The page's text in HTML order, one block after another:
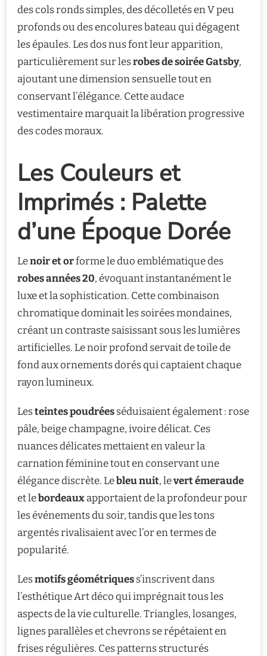
des cols ronds simples, des décolletés en V peu
profonds ou des encolures bateau qui dégagent
les épaules. Les dos nus font leur apparition,
particulièrement sur lesrobes de soirée Gatsby,
ajoutant une dimension sensuelle tout en
conservant l’élégance. Cette audace
vestimentaire marquait la libération progressive
des codes moraux.
Les Couleurs et
Imprimés : Palette
d’une Époque Dorée
Lenoir et orforme le duo emblématique des
robes années 20, évoquant instantanément le
luxe et la sophistication. Cette combinaison
chromatique dominait les soirées mondaines,
créant un contraste saisissant sous les lumières
artificielles. Le noir profond servait de toile de
fond aux ornements dorés qui captaient chaque
rayon lumineux.
Lesteintes poudréesséduisaient également : rose
pâle, beige champagne, ivoire délicat. Ces
nuances délicates mettaient en valeur la
carnation féminine tout en conservant une
élégance discrète. Lebleu nuit, levert émeraude
et lebordeauxapportaient de la profondeur pour
les événements du soir, tandis que les tons
argentés rivalisaient avec l’or en termes de
popularité.
Lesmotifs géométriquess’inscrivent dans
l’esthétique Art déco qui imprégnait tous les
aspects de la vie culturelle. Triangles, losanges,
lignes parallèles et chevrons se répétaient en
frises régulières. Ces patterns structurés